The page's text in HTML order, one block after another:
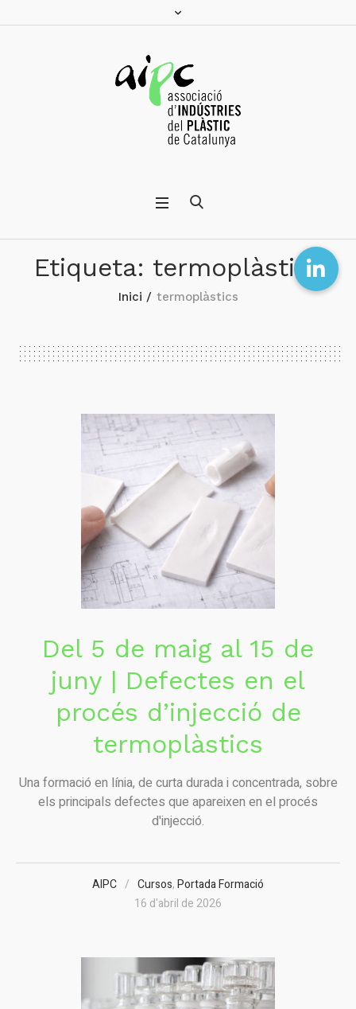
Etiqueta: termoplàstics
Inici / termoplàstics
Del 5 de maig al 15 de
juny | Defectes en el
procés d’injecció de
termoplàstics
Una formació en línia, de curta durada i concentrada, sobre
els principals defectes que apareixen en el procés
d'injecció.
AIPC Cursos,Portada Formació
16 d'abril de 2026